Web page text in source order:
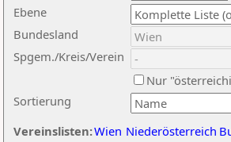
Ebene
Sortierung
Bundesland
Spgem./Kreis/Verein
Nur
Vereinslisten:Wien Niederösterreich